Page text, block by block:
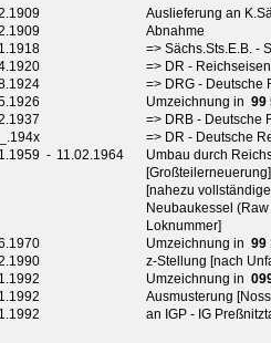
Auslieferung an
Abnahme
=> Sächs.Sts.E.B. -
=> DR -
=> DRG - Deutsche
Umzeichnung in 99
=> DRB - Deutsche
=> DR - Deutsche
- 11.02.1964
Umbau durch
[nahezu
Neubaukessel
Loknummer]
Umzeichnung in 99
z-Stellung [nach
Umzeichnung in
Ausmusterung
an IGP - IG